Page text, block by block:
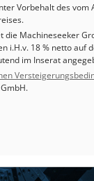
Vorbehalt des vom
die Machineseeker
i.H.v. 18 % netto auf
im Inserat